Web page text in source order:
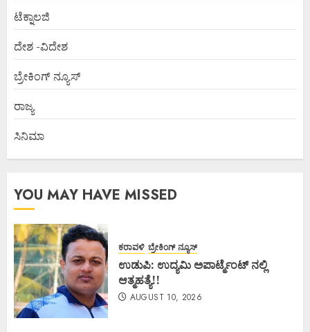
ಟೆಕ್ನಾಲಜಿ
ದೇಶ -ವಿದೇಶ
ಬ್ರೇಕಿಂಗ್ ನ್ಯೂಸ್
ರಾಜ್ಯ
ಸಿನಿಮಾ
YOU MAY HAVE MISSED
ಕರಾವಳಿ ಬ್ರೇಕಿಂಗ್ ನ್ಯೂಸ್
ಉಡುಪಿ: ಉದ್ಯಮಿ ಅಪಾರ್ಟ್ಮೆಂಟ್ ನಲ್ಲಿ
ಆತ್ಮಹತ್ಯೆ!!
AUGUST 10, 2026